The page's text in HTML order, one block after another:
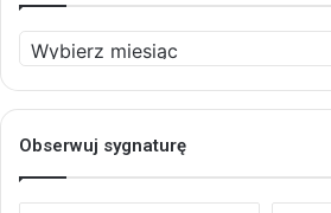
Archiwum
Obserwuj sygnaturę